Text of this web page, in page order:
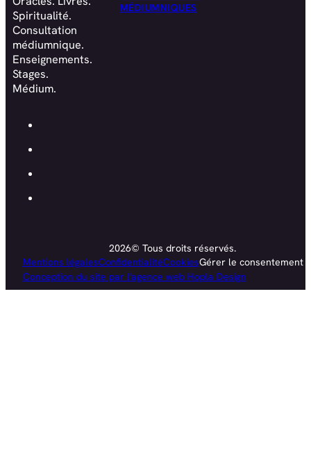
Spiritualité.
Consultation
médiumnique.
Enseignements.
Stages.
Médium.
MÉDIUMNIQUES
2026© Tous droits réservés.
Mentions légalesConfidentialitéCookiesGérer le consentement
Conception du site par l'agence web Hopla Design